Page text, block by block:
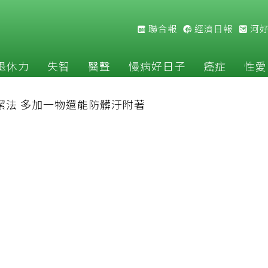
聯合報 經濟日報 河
休力 失智 醫聲 慢病好日子 癌症 性愛
多加一物還能防髒汙附著